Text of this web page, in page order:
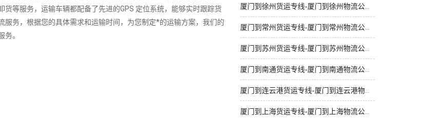
等服务，运输车辆都配备了先进的GPS 定位系统，能够实时跟踪货
务，根据您的具体需求和运输时间，为您制定*的运输方案，我们的
。
厦门到徐州货运专线-厦门到徐州物流公司_定点发车「要几天到」
厦门到常州货运专线-厦门到常州物流公司_多少公里「运价查询」
厦门到苏州货运专线-厦门到苏州物流公司_费用多少「快运有保障」
厦门到南通货运专线-厦门到南通物流公司_价格实惠「直通专线」
厦门到连云港货运专线-厦门到连云港物流公司_快运直达「专业靠谱」
厦门到上海货运专线-厦门到上海物流公司_专业调车「高效运输」